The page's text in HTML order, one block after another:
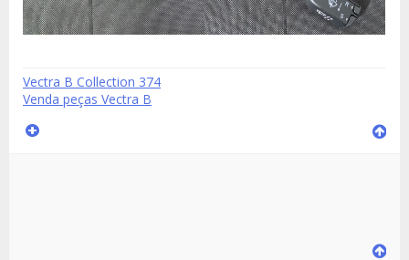
Vectra B Collection 374
Venda peças Vectra B